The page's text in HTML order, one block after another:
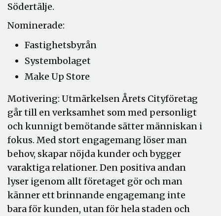
Södertälje.
Nominerade:
Fastighetsbyrån
Systembolaget
Make Up Store
Motivering: Utmärkelsen Årets Cityföretag
går till en verksamhet som med personligt
och kunnigt bemötande sätter människan i
fokus. Med stort engagemang löser man
behov, skapar nöjda kunder och bygger
varaktiga relationer. Den positiva andan
lyser igenom allt företaget gör och man
känner ett brinnande engagemang inte
bara för kunden, utan för hela staden och